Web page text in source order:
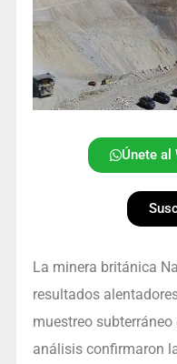
Únete al
La minera británica
resultados
muestreo
análisis confirmaron